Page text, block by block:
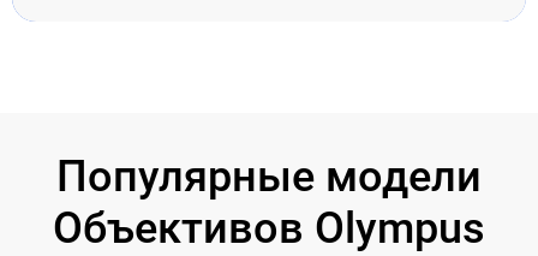
Популярные модели
Объективов Olympus